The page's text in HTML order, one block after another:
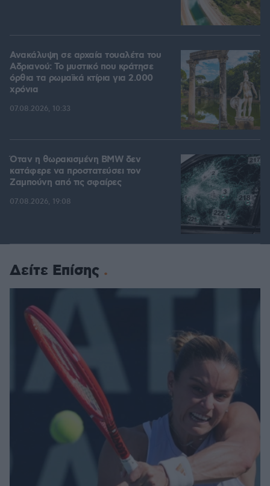
Ανακάλυψη σε αρχαία τουαλέτα του
Αδριανού: Το μυστικό που κράτησε
όρθια τα ρωμαϊκά κτίρια για 2.000
χρόνια
07.08.2026, 10:33
Όταν η θωρακισμένη BMW δεν
κατάφερε να προστατεύσει τον
Ζαμπούνη από τις σφαίρες
07.08.2026, 19:08
Δείτε Επίσης